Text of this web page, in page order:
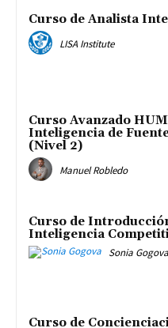
Curso de Analista
LISA Institute
Curso Avanzado
Inteligencia de
(Nivel 2)
Manuel Robledo
Curso de
Inteligencia
Sonia Gogova
Curso de